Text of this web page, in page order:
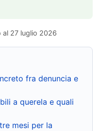
al 27 luglio 2026
fra denuncia e
a querela e quali
mesi per la